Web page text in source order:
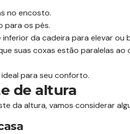
no encosto.
para os pés.
da cadeira para elevar ou
suas coxas estão paralelas ao
para seu conforto.
de altura
da altura, vamos considerar